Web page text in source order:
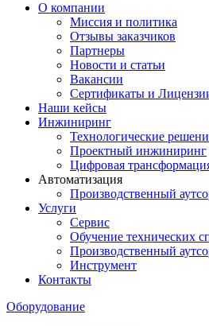
О компании
Миссия и политика
Отзывы заказчиков
Партнеры
Новости и статьи
Вакансии
Сертификаты и
Наши кейсы
Инжиниринг
Технологические
Проектный инжиниринг
Цифровая
Автоматизация
Производственный
Услуги
Сервис
Обучение технических
Производственный
Инструмент
Контакты
Оборудование